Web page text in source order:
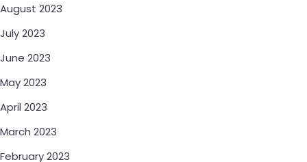
August 2023
July 2023
June 2023
May 2023
April 2023
March 2023
February 2023